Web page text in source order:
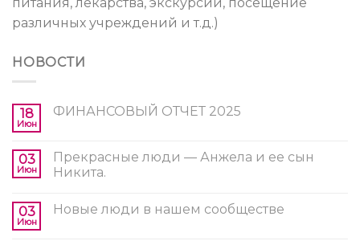
различных учреждений и т.д.)
НОВОСТИ
18
Июн
ФИНАНСОВЫЙ ОТЧЕТ 2025
03
Июн
Прекрасные люди — Анжела и ее сын
Никита.
03
Июн
Новые люди в нашем сообществе